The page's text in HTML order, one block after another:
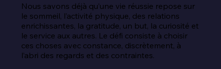
Nous savons déjà qu’une vie réussie repose sur
le sommeil, l’activité physique, des relations
enrichissantes, la gratitude, un but, la curiosité et
le service aux autres. Le défi consiste à choisir
ces choses avec constance, discrètement, à
l’abri des regards et des contraintes.